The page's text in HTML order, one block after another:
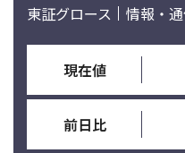
東証グロース 情報・
現在値
前日比